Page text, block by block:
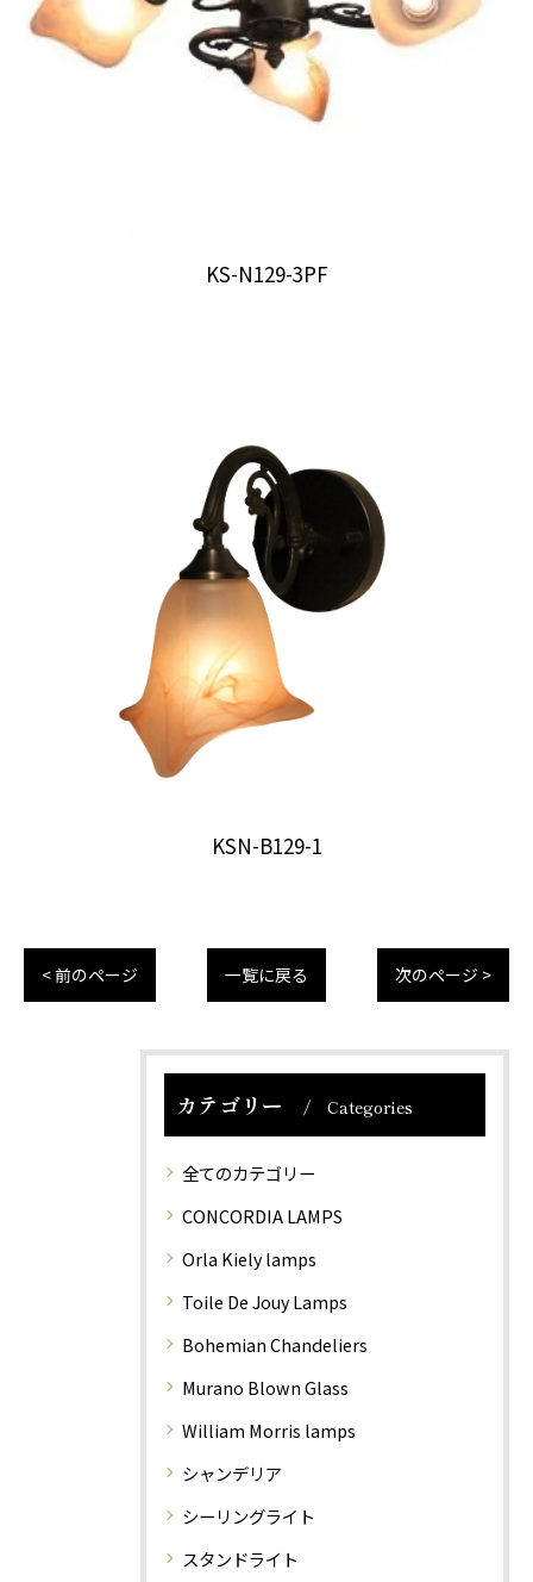
KS-N129-3PF
KSN-B129-1
< 前のページ 一覧に戻る 次のページ >
カテゴリー Categories
全てのカテゴリー
CONCORDIA LAMPS
Orla Kiely lamps
Toile De Jouy Lamps
Bohemian Chandeliers
Murano Blown Glass
William Morris lamps
シャンデリア
シーリングライト
スタンドライト